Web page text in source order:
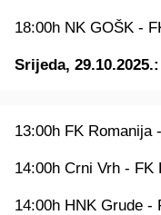
18:00h NK GOŠK -
Srijeda, 29.10.2025.:
13:00h FK Romanija
14:00h Crni Vrh - FK
14:00h HNK Grude -